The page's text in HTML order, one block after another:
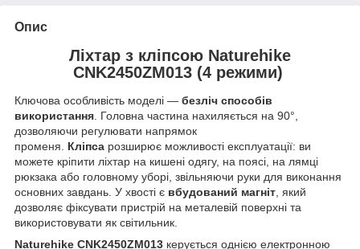
Опис
Ліхтар з кліпсою Naturehike
CNK2450ZM013 (4 режими)
Ключова особливість моделі — безліч способів
використання. Головна частина нахиляється на 90°,
дозволяючи регулювати напрямок
променя. Кліпса розширює можливості експлуатації: ви
можете кріпити ліхтар на кишені одягу, на поясі, на лямці
рюкзака або головному уборі, звільняючи руки для виконання
основних завдань. У хвості є вбудований магніт, який
дозволяє фіксувати пристрій на металевій поверхні та
використовувати як світильник.
Naturehike CNK2450ZM013 керується однією електронною